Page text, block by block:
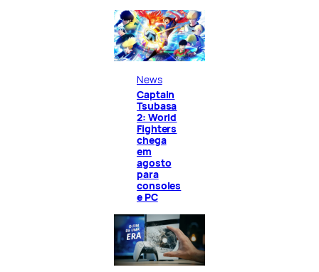
News
Captain
Tsubasa
2: World
Fighters
chega
em
agosto
para
consoles
e PC